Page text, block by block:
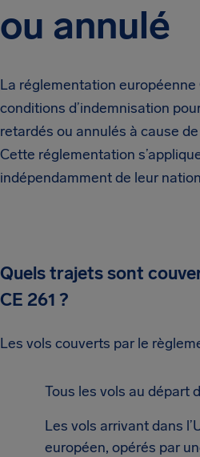
ou annulé
La réglementation européenne
conditions d’indemnisation
retardés ou annulés à cause
Cette réglementation
indépendamment de leur
Quels trajets sont
CE 261 ?
Les vols couverts par le
Tous les vols au départ
Les vols arrivant dans
européen, opérés par